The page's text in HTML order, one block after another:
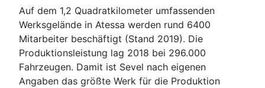
Auf dem 1,2 Quadratkilometer umfassenden
Werksgelände in Atessa werden rund 6400
Mitarbeiter beschäftigt (Stand 2019). Die
Produktionsleistung lag 2018 bei 296.000
Fahrzeugen. Damit ist Sevel nach eigenen
Angaben das größte Werk für die Produktion